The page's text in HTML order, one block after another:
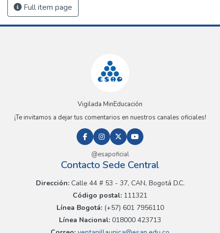
Full item page
Vigilada MinEducación
¡Te invitamos a dejar tus comentarios en nuestros canales oficiales!
@esapoficial
Contacto Sede Central
Dirección:Calle 44 # 53 - 37, CAN, Bogotá D.C.
Código postal: 111321
Línea Bogotá:(+57) 601 7956110
Línea Nacional: 018000 423713